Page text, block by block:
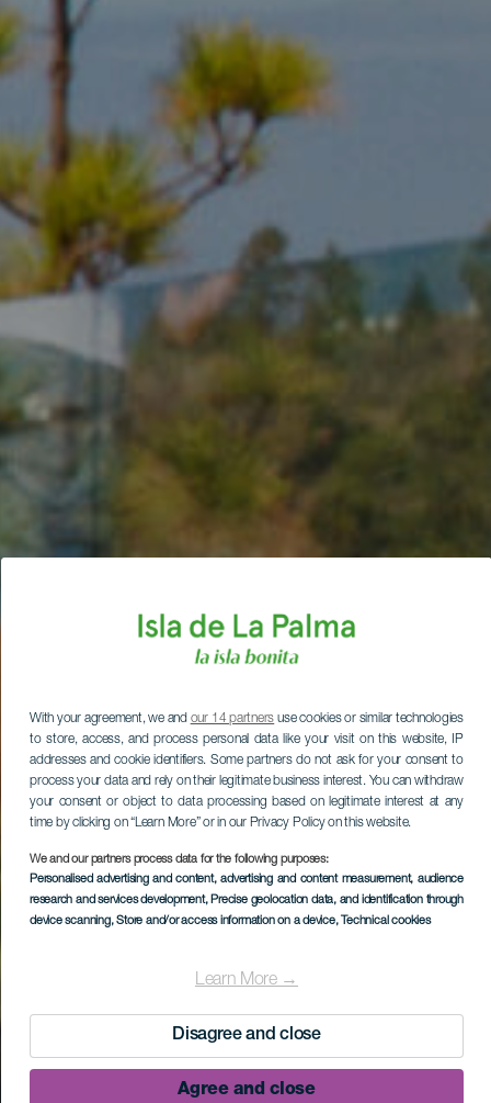
With your agreement, we and our 14 partners use cookies or similar technologies
to store, access, and process personal data like your visit on this website, IP
addresses and cookie identifiers. Some partners do not ask for your consent to
process your data and rely on their legitimate business interest. You can withdraw
your consent or object to data processing based on legitimate interest at any
time by clicking on “Learn More” or in our Privacy Policy on this website.
We and our partners process data for the following purposes:
Personalised advertising and content, advertising and content measurement, audience
research and services development, Precise geolocation data, and identification through
device scanning, Store and/or access information on a device, Technical cookies
Learn More →
Disagree and close
Agree and close